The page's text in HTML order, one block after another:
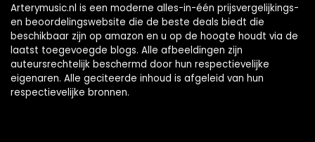
Arterymusic.nl is een moderne alles-in-één prijsvergelijkings-
en beoordelingswebsite die de beste deals biedt die
beschikbaar zijn op amazon en u op de hoogte houdt via de
laatst toegevoegde blogs. Alle afbeeldingen zijn
auteursrechtelijk beschermd door hun respectievelijke
eigenaren. Alle geciteerde inhoud is afgeleid van hun
respectievelijke bronnen.